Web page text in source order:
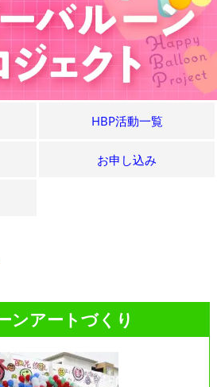
HBP活動一覧
お申し込み
ンアートづくり